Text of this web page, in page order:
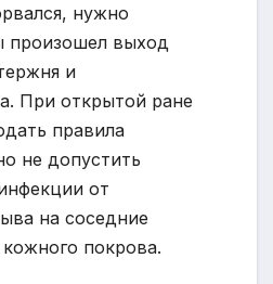
нужно
произошел выход
и
При открытой ране
правила
не допустить
от
на соседние
покрова.